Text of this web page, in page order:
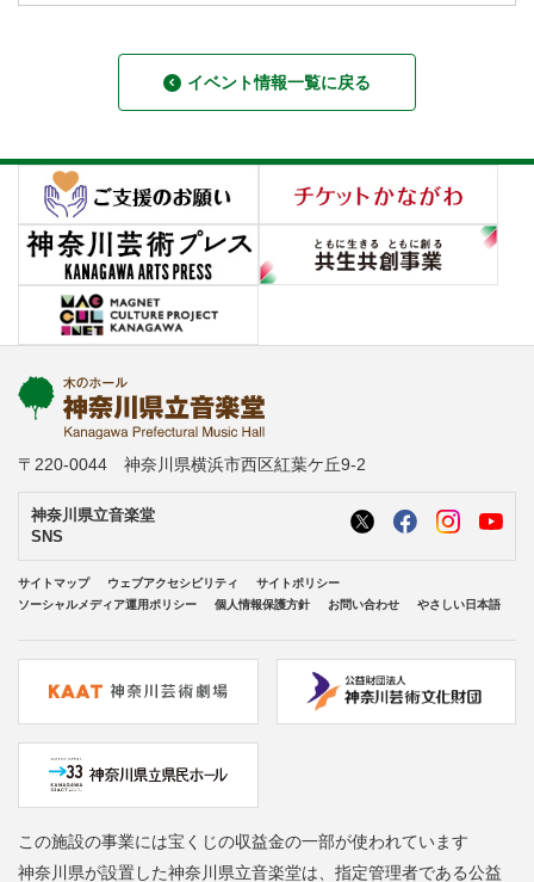
イベント情報一覧に戻る
〒220-0044 神奈川県横浜市西区紅葉ケ丘9-2
神奈川県立音楽堂
SNS
サイトマップ ウェブアクセシビリティ
サイトポリシー
ソーシャルメディア運用ポリシー
個人情報保護方針 お問い合わせ やさしい日本語
この施設の事業には宝くじの収益金の一部が使われています
神奈川県が設置した神奈川県立音楽堂は、指定管理者である公益